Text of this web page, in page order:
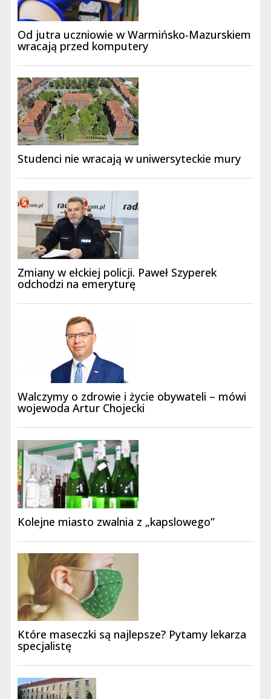
Od jutra uczniowie w Warmińsko-Mazurskiem
wracają przed komputery
Studenci nie wracają w uniwersyteckie mury
Zmiany w ełckiej policji. Paweł Szyperek
odchodzi na emeryturę
Walczymy o zdrowie i życie obywateli – mówi
wojewoda Artur Chojecki
Kolejne miasto zwalnia z „kapslowego”
Które maseczki są najlepsze? Pytamy lekarza
specjalistę